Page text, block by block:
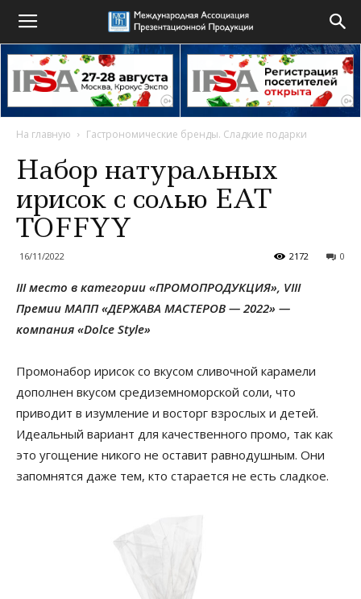
На главную Гастрономические бренды. Сладкие подарки
Набор натуральных
ирисок с солью EAT
TOFFYY
16/11/2022 0
2172
III место в категории «ПРОМОПРОДУКЦИЯ», VIII
Премии МАПП «ДЕРЖАВА МАСТЕРОВ — 2022» —
компания «Dolce Style»
Промонабор ирисок со вкусом сливочной карамели
дополнен вкусом средиземноморской соли, что
приводит в изумление и восторг взрослых и детей.
Идеальный вариант для качественного промо, так как
это угощение никого не оставит равнодушным. Они
запомнятся даже тем, кто старается не есть сладкое.